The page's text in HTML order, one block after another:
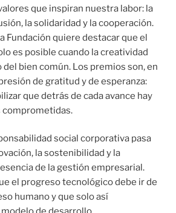
que inspiran nuestra labor: la
la solidaridad y la cooperación.
Fundación quiere destacar que el
es posible cuando la creatividad
del bien común. Los premios son, en
de gratitud y de esperanza:
que detrás de cada avance hay
social corporativa pasa
la sostenibilidad y la
de la gestión empresarial.
el progreso tecnológico debe ir de
humano y que solo así